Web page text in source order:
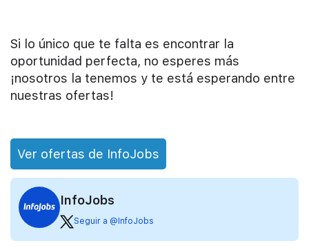
Si lo único que te falta es encontrar la
oportunidad perfecta, no esperes más
¡nosotros la tenemos y te está esperando entre
nuestras ofertas!
Ver ofertas de InfoJobs
InfoJobs
Seguir a @InfoJobs